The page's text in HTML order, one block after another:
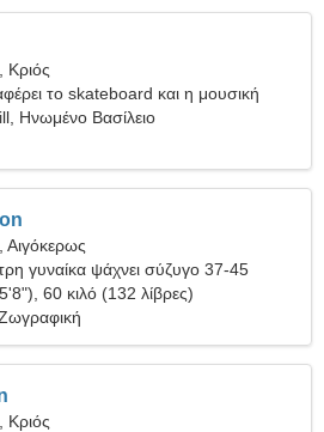
Κριός
το skateboard και η μουσική
Ηνωμένο Βασίλειο
Αιγόκερως
γυναίκα ψάχνει σύζυγο 37-45
60 κιλό (132 λίβρες)
Ζωγραφική
Κριός